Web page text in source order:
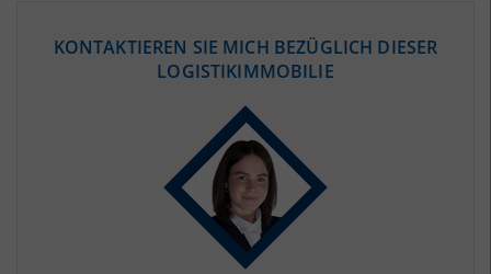
(STAND: 12/2019)
(Landkreis / Kreisfreie Stadt)
KONTAKTIEREN SIE MICH BEZÜGLICH DIESER
LOGISTIKIMMOBILIE